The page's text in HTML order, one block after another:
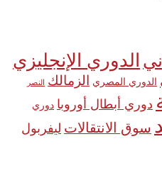
الدوري الإنجليزي
الدوري المصري الزمالك النصر
دوري أبطال أوروبا دوري
سوق الانتقالات ليفربول